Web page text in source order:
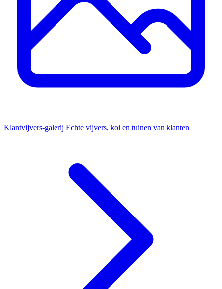
Klantvijvers-galerij Echte vijvers, koi en tuinen van klanten